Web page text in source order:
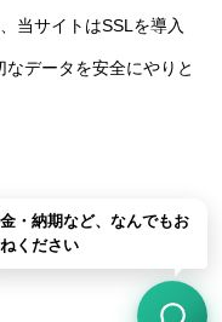
当サイトはSSLを導入
データを安全にやりと
All Rights Reserved.
・納期など、なんでもお
ください